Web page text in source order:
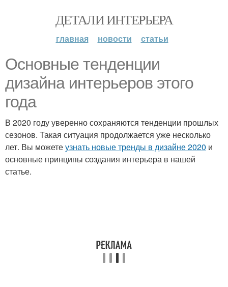
ДЕТАЛИ ИНТЕРЬЕРА
главная новости статьи
Основные тенденции
дизайна интерьеров этого
года
В 2020 году уверенно сохраняются тенденции прошлых
сезонов. Такая ситуация продолжается уже несколько
лет. Вы можетеузнать новые тренды в дизайне 2020 и
основные принципы создания интерьера в нашей
статье.